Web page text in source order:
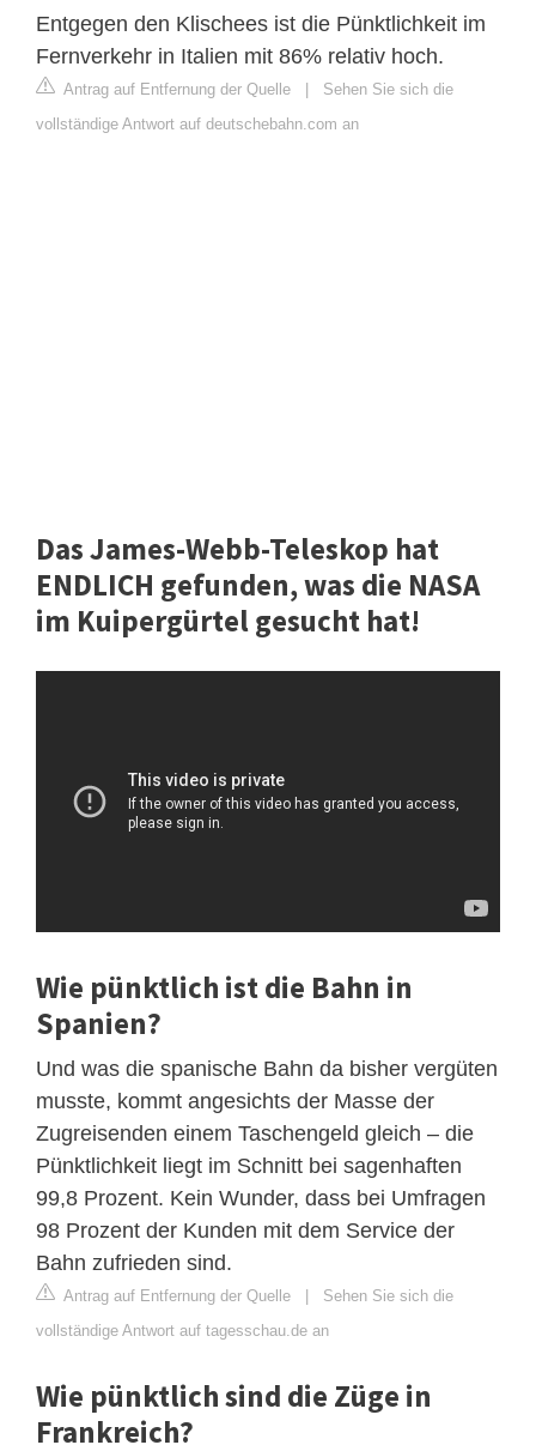
Entgegen den Klischees ist die Pünktlichkeit im
Fernverkehr in Italien mit 86% relativ hoch.
Antrag auf Entfernung der Quelle
Sehen Sie sich die
vollständige Antwort auf deutschebahn.com an
Das James-Webb-Teleskop hat
ENDLICH gefunden, was die NASA
im Kuipergürtel gesucht hat!
Wie pünktlich ist die Bahn in
Spanien?
Und was die spanische Bahn da bisher vergüten
musste, kommt angesichts der Masse der
Zugreisenden einem Taschengeld gleich – die
Pünktlichkeit liegt im Schnitt bei sagenhaften
99,8 Prozent. Kein Wunder, dass bei Umfragen
98 Prozent der Kunden mit dem Service der
Bahn zufrieden sind.
Antrag auf Entfernung der Quelle | Sehen Sie sich die
vollständige Antwort auf tagesschau.de an
Wie pünktlich sind die Züge in
Frankreich?